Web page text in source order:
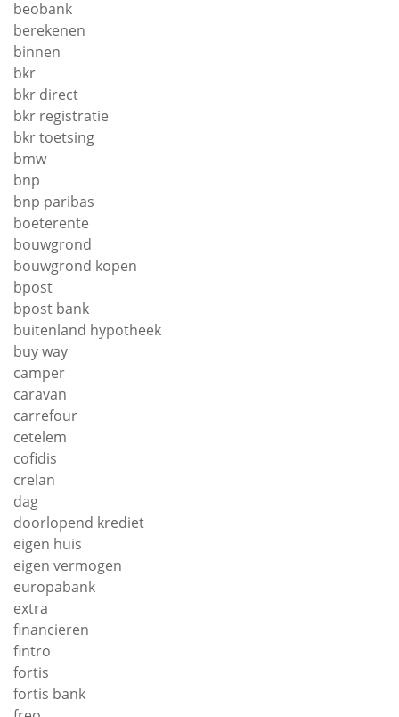
beobank
berekenen
binnen
bkr
bkr direct
bkr registratie
bkr toetsing
bmw
bnp
bnp paribas
boeterente
bouwgrond
bouwgrond kopen
bpost
bpost bank
buitenland hypotheek
buy way
camper
caravan
carrefour
cetelem
cofidis
crelan
dag
doorlopend krediet
eigen huis
eigen vermogen
europabank
extra
financieren
fintro
fortis
fortis bank